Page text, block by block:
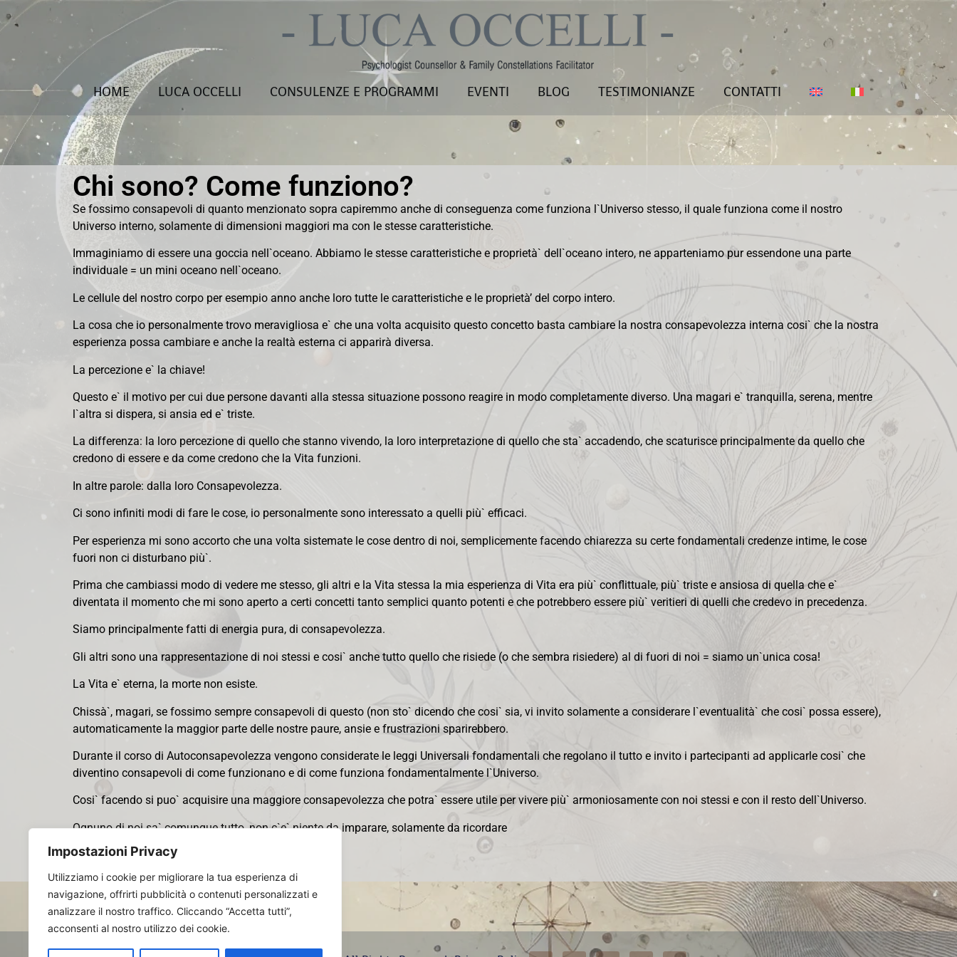
Impostazioni Privacy
Utilizziamo i cookie per migliorare la tua esperienza di
navigazione, offrirti pubblicità o contenuti personalizzati e
analizzare il nostro traffico. Cliccando “Accetta tutti”,
acconsenti al nostro utilizzo dei cookie.
HOME LUCA OCCELLI CONSULENZE E PROGRAMMI EVENTI BLOG TESTIMONIANZE CONTATTI
Chi sono? Come funziono?
Se fossimo consapevoli di quanto menzionato sopra capiremmo anche di conseguenza come funziona l`Universo stesso, il quale funziona come il nostro
Universo interno, solamente di dimensioni maggiori ma con le stesse caratteristiche.
Immaginiamo di essere una goccia nell`oceano. Abbiamo le stesse caratteristiche e proprietà` dell`oceano intero, ne apparteniamo pur essendone una parte
individuale = un mini oceano nell`oceano.
Le cellule del nostro corpo per esempio anno anche loro tutte le caratteristiche e le proprietà’ del corpo intero.
La cosa che io personalmente trovo meravigliosa e` che una volta acquisito questo concetto basta cambiare la nostra consapevolezza interna cosi` che la nostra
esperienza possa cambiare e anche la realtà esterna ci apparirà diversa.
La percezione e` la chiave!
Questo e` il motivo per cui due persone davanti alla stessa situazione possono reagire in modo completamente diverso. Una magari e` tranquilla, serena, mentre
l`altra si dispera, si ansia ed e` triste.
La differenza: la loro percezione di quello che stanno vivendo, la loro interpretazione di quello che sta` accadendo, che scaturisce principalmente da quello che
credono di essere e da come credono che la Vita funzioni.
In altre parole: dalla loro Consapevolezza.
Ci sono infiniti modi di fare le cose, io personalmente sono interessato a quelli più` efficaci.
Per esperienza mi sono accorto che una volta sistemate le cose dentro di noi, semplicemente facendo chiarezza su certe fondamentali credenze intime, le cose
fuori non ci disturbano più`.
Prima che cambiassi modo di vedere me stesso, gli altri e la Vita stessa la mia esperienza di Vita era più` conflittuale, più` triste e ansiosa di quella che e`
diventata il momento che mi sono aperto a certi concetti tanto semplici quanto potenti e che potrebbero essere più` veritieri di quelli che credevo in precedenza.
Siamo principalmente fatti di energia pura, di consapevolezza.
Gli altri sono una rappresentazione di noi stessi e cosi` anche tutto quello che risiede (o che sembra risiedere) al di fuori di noi = siamo un`unica cosa!
La Vita e` eterna, la morte non esiste.
Chissà`, magari, se fossimo sempre consapevoli di questo (non sto` dicendo che cosi` sia, vi invito solamente a considerare l`eventualità` che cosi` possa essere),
automaticamente la maggior parte delle nostre paure, ansie e frustrazioni sparirebbero.
Durante il corso di Autoconsapevolezza vengono considerate le leggi Universali fondamentali che regolano il tutto e invito i partecipanti ad applicarle cosi` che
diventino consapevoli di come funzionano e di come funziona fondamentalmente l`Universo.
Cosi` facendo si puo` acquisire una maggiore consapevolezza che potra` essere utile per vivere più` armoniosamente con noi stessi e con il resto dell`Universo.
Ognuno di noi sa` comunque tutto, non c`e` niente da imparare, solamente da ricordare
CHI SIAMO VERAMENTE…